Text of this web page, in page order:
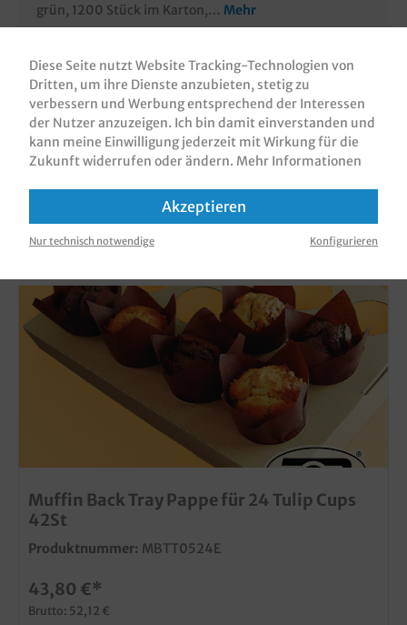
grün, 1200 Stück im Karton,… Mehr
Informationen zur Produktsicherheit
ZUBEHÖR
Muffin Back Tray Pappe für 24 Tulip Cups
42St
Produktnummer: MBTT0524E
43,80 €*
Brutto: 52,12 €
Diese Seite nutzt Website Tracking-Technologien von
Dritten, um ihre Dienste anzubieten, stetig zu
verbessern und Werbung entsprechend der Interessen
der Nutzer anzuzeigen. Ich bin damit einverstanden und
kann meine Einwilligung jederzeit mit Wirkung für die
Zukunft widerrufen oder ändern. Mehr Informationen
Akzeptieren
Nur technisch notwendige Konfigurieren